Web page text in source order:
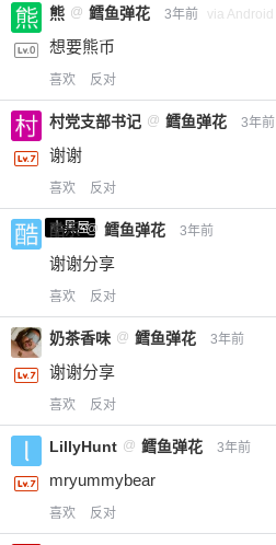
熊 @ 鳕鱼弹花 3年前 via Android
想要熊币
喜欢 反对
村党支部书记 @ 鳕鱼弹花 3年前
谢谢
喜欢 反对
小黑屋
酷乐 @ 鳕鱼弹花 3年前
谢谢分享
喜欢 反对
奶茶香味 @ 鳕鱼弹花 3年前
谢谢分享
喜欢 反对
LillyHunt @ 鳕鱼弹花 3年前
mryummybear
喜欢 反对